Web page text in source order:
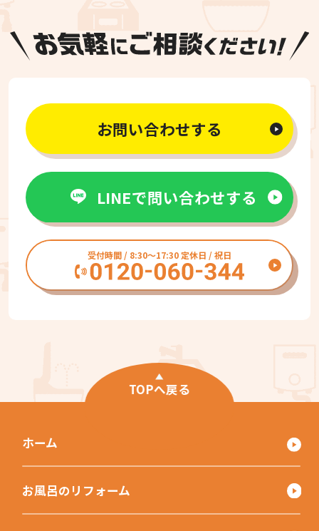
お問い合わせする
LINEで問い合わせする
受付時間 / 8:30〜17:30 定休日 / 祝日
TOPへ戻る
ホーム
お風呂のリフォーム